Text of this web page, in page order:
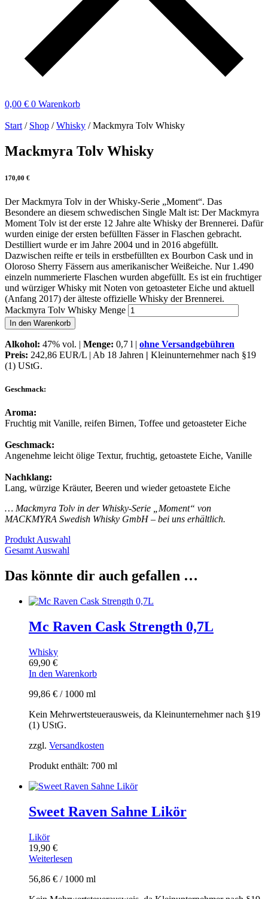
0,00 € 0 Warenkorb
Start / Shop /Whisky / Mackmyra Tolv Whisky
Mackmyra Tolv Whisky
170,00 €
Der Mackmyra Tolv in der Whisky-Serie „Moment“. Das
Besondere an diesem schwedischen Single Malt ist: Der Mackmyra
Moment Tolv ist der erste 12 Jahre alte Whisky der Brennerei. Dafür
wurden einige der ersten befüllten Fässer in Flaschen gebracht.
Destilliert wurde er im Jahre 2004 und in 2016 abgefüllt.
Dazwischen reifte er teils in erstbefüllten ex Bourbon Cask und in
Oloroso Sherry Fässern aus amerikanischer Weißeiche. Nur 1.490
einzeln nummerierte Flaschen wurden abgefüllt. Es ist ein fruchtiger
und würziger Whisky mit Noten von getoasteter Eiche und aktuell
(Anfang 2017) der älteste offizielle Whisky der Brennerei.
Mackmyra Tolv Whisky Menge
In den Warenkorb
Alkohol: 47% vol. | Menge: 0,7 l | ohne Versandgebühren
Preis: 242,86 EUR/L | Ab 18 Jahren | Kleinunternehmer nach §19
(1) UStG.
Geschmack:
Aroma:
Fruchtig mit Vanille, reifen Birnen, Toffee und getoasteter Eiche
Geschmack:
Angenehme leicht ölige Textur, fruchtig, getoastete Eiche, Vanille
Nachklang:
Lang, würzige Kräuter, Beeren und wieder getoastete Eiche
… Mackmyra Tolv in der Whisky-Serie „Moment“ von
MACKMYRA Swedish Whisky GmbH – bei uns erhältlich.
Produkt Auswahl
Gesamt Auswahl
Das könnte dir auch gefallen …
Mc Raven Cask Strength 0,7L
Whisky
69,90 €
In den Warenkorb
99,86 € / 1000 ml
Kein Mehrwertsteuerausweis, da Kleinunternehmer nach §19
(1) UStG.
zzgl. Versandkosten
Produkt enthält: 700 ml
Sweet Raven Sahne Likör
Likör
19,90 €
Weiterlesen
56,86 € / 1000 ml